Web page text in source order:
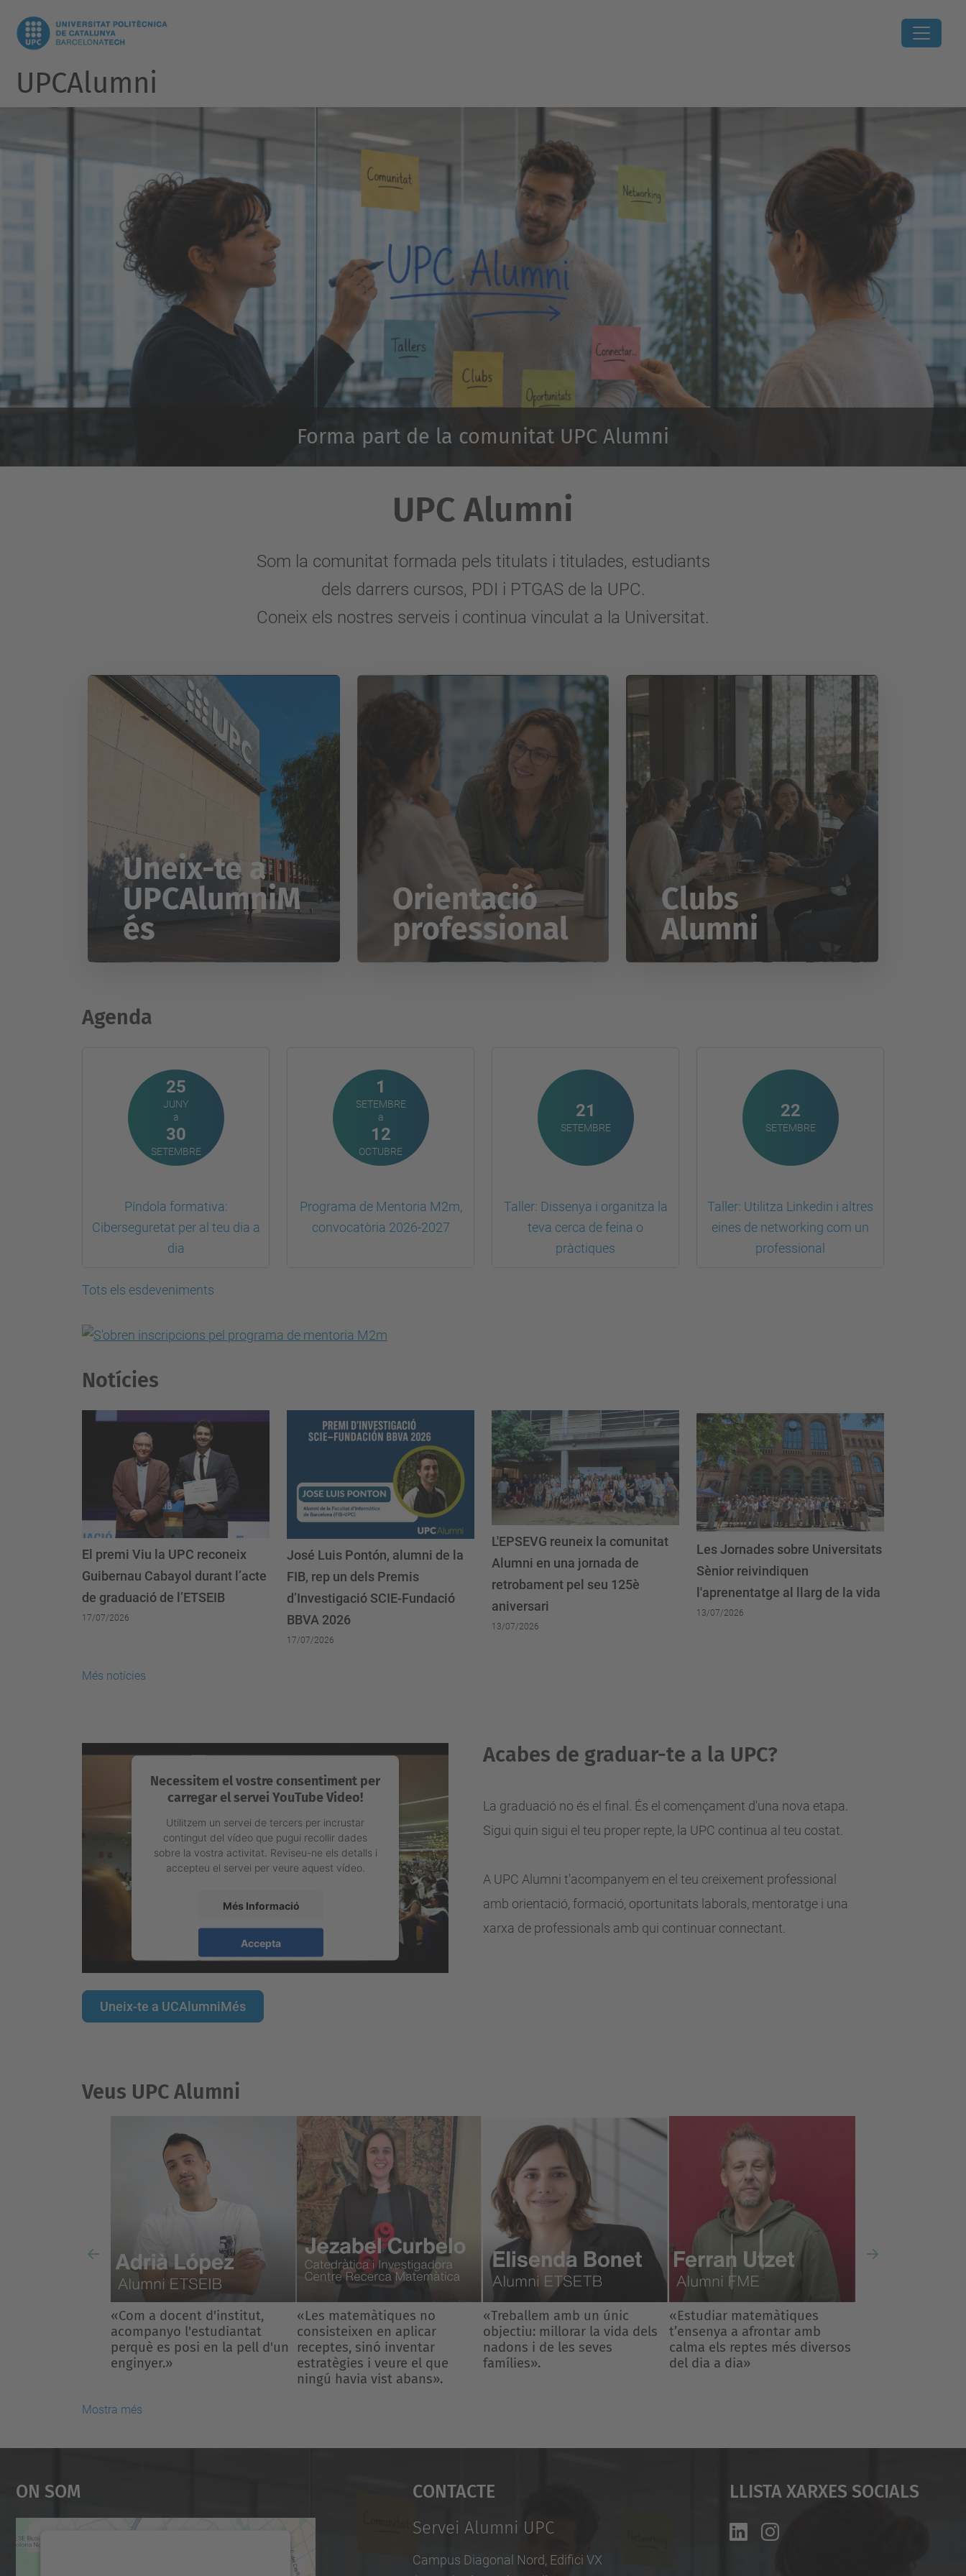
Forma part de la comunitat UPC Alumni
UPCAlumni
UPC Alumni
Som la comunitat formada pels titulats i titulades, estudiants
dels darrers cursos, PDI i PTGAS de la UPC.
Coneix els nostres serveis i continua vinculat a la Universitat.
Uneix-te a
UPCAlumniM
és
Orientació
professional
Clubs
Alumni
Agenda
25
JUNY
a
30
SETEMBRE
Píndola formativa:
Ciberseguretat per al teu dia a
dia
1
SETEMBRE
a
12
OCTUBRE
Programa de Mentoria M2m,
convocatòria 2026-2027
21
SETEMBRE
Taller: Dissenya i organitza la
teva cerca de feina o
pràctiques
22
SETEMBRE
Taller: Utilitza Linkedin i altres
eines de networking com un
professional
Tots els esdeveniments
Notícies
El premi Viu la UPC reconeix
Guibernau Cabayol durant l’acte
de graduació de l’ETSEIB
17/07/2026
José Luis Pontón, alumni de la
FIB, rep un dels Premis
d’Investigació SCIE-Fundació
BBVA 2026
17/07/2026
L'EPSEVG reuneix la comunitat
Alumni en una jornada de
retrobament pel seu 125è
aniversari
13/07/2026
Les Jornades sobre Universitats
Sènior reivindiquen
l'aprenentatge al llarg de la vida
13/07/2026
Més notícies
Necessitem el vostre consentiment per
carregar el servei YouTube Video!
Utilitzem un servei de tercers per incrustar
contingut del vídeo que pugui recollir dades
sobre la vostra activitat. Reviseu-ne els detalls i
accepteu el servei per veure aquest vídeo.
Més Informació
Accepta
Acabes de graduar-te a la UPC?
La graduació no és el final. És el començament d'una nova etapa.
Sigui quin sigui el teu proper repte, la UPC continua al teu costat.
A UPC Alumni t'acompanyem en el teu creixement professional
amb orientació, formació, oportunitats laborals, mentoratge i una
xarxa de professionals amb qui continuar connectant.
Uneix-te a UCAlumniMés
Veus UPC Alumni
«Les matemàtiques no
consisteixen en aplicar
receptes, sinó inventar
estratègies i veure el que
«Treballem amb un únic
objectiu: millorar la vida dels
nadons i de les seves
famílies».
«Estudiar matemàtiques
t’ensenya a afrontar amb
calma els reptes més diversos
del dia a dia»
«A l'EPSEVG mai m'he sentit
només una estudiant, sinó
part d'una família».
Previous Next
Mostra més
On Som Contacte
Servei Alumni UPC
Campus Diagonal Nord, Edifici VX
Llista Xarxes Socials